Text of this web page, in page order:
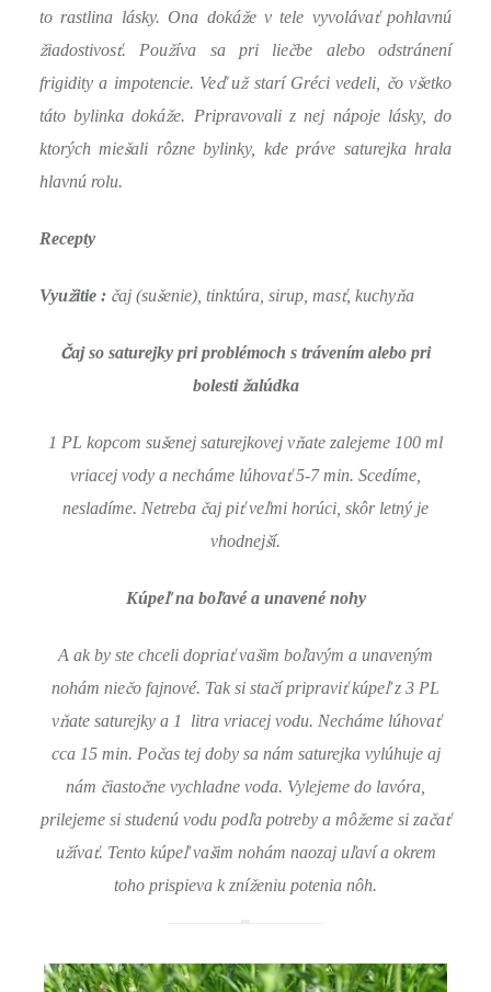
to rastlina lásky. Ona dokáže v tele vyvolávaťpohlavnú
žiadostivosť. Používa sa pri liečbe alebo odstránení
frigidity a impotencie. Veďužstarí Gréci vedeli, čo všetko
táto bylinka dokáže. Pripravovali z nej nápoje lásky, do
ktorých miešali rôzne bylinky, kde práve saturejka hrala
hlavnú rolu.
Recepty
Využitie : čaj (sušenie), tinktúra, sirup, masť, kuchyňa
Čaj so saturejky pri problémoch s trávením alebo pri
bolestižalúdka
1 PL kopcom sušenej saturejkovej vňate zalejeme 100 ml
vriacej vody a necháme lúhovať5-7 min. Scedíme,
nesladíme. Netreba čaj piťveľmi horúci, skôr letný je
vhodnejší.
Kúpeľna boľavé a unavené nohy
A ak by ste chceli dopriaťvašim boľavým a unaveným
nohám niečo fajnové. Tak si stačí pripraviťkúpeľz 3 PL
vňate saturejky a 1 litra vriacej vodu. Necháme lúhovať
cca 15 min. Počas tej doby sa nám saturejka vylúhuje aj
nám čiastočne vychladne voda. Vylejeme do lavóra,
prilejeme si studenú vodu podľa potreby a môžeme si začať
užívať. Tento kúpeľvašim nohám naozaj uľaví a okrem
toho prispieva k zníženiu potenia nôh.